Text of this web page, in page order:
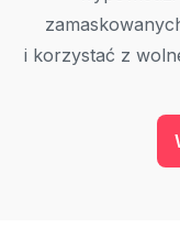
i korzystać z